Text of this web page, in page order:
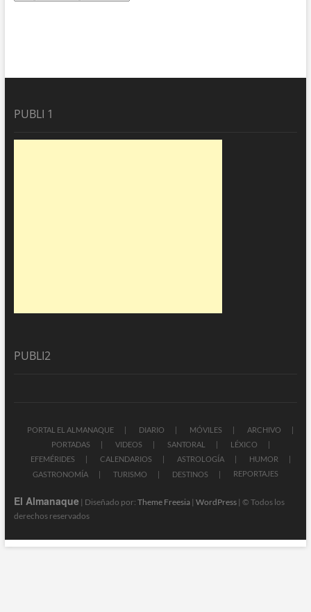
PUBLI 1
PUBLI2
PORTAL EL ALMANAQUE DIARIO MÓVILES
ARCHIVO
PORTADAS
VIDEOS SANTORAL
LÉXICO
EFEMÉRIDES
CALENDARIOS ASTROLOGÍA
HUMOR
GASTRONOMÍA
TURISMO DESTINOS REPORTAJES
El Almanaque| Diseñado por: Theme Freesia| WordPress| © Todos los
derechos reservados